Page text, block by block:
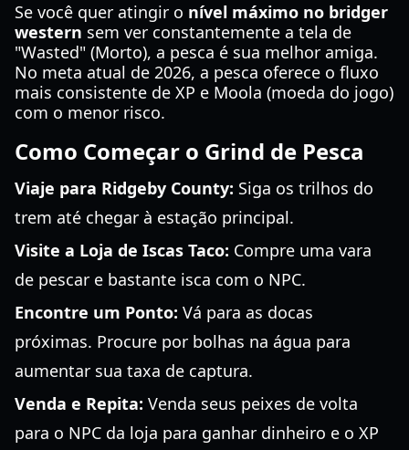
Se você quer atingir o nível máximo no bridger
western sem ver constantemente a tela de
"Wasted" (Morto), a pesca é sua melhor amiga.
No meta atual de 2026, a pesca oferece o fluxo
mais consistente de XP e Moola (moeda do jogo)
com o menor risco.
Como Começar o Grind de Pesca
Viaje para Ridgeby County: Siga os trilhos do
trem até chegar à estação principal.
Visite a Loja de Iscas Taco: Compre uma vara
de pescar e bastante isca com o NPC.
Encontre um Ponto: Vá para as docas
próximas. Procure por bolhas na água para
aumentar sua taxa de captura.
Venda e Repita: Venda seus peixes de volta
para o NPC da loja para ganhar dinheiro e o XP